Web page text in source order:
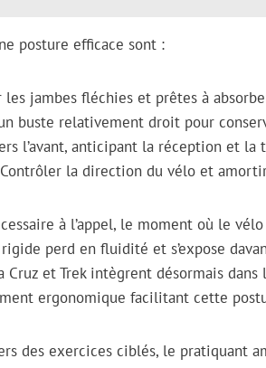
posture efficace sont :
les jambes fléchies et prêtes à
buste relativement droit pour
l’avant, anticipant la réception et
la direction du vélo et
à l’appel, le moment où le
perd en fluidité et s’expose
Cruz et Trek intègrent désormais
ergonomique facilitant cette
des exercices ciblés, le pratiquant